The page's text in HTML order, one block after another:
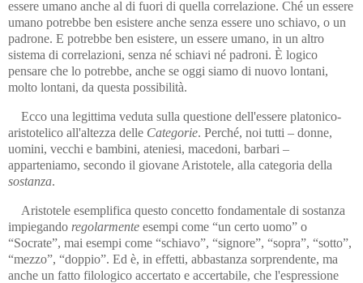
essere umano anche al di fuori di quella correlazione. Ché un essere
umano potrebbe ben esistere anche senza essere uno schiavo, o un
padrone. E potrebbe ben esistere, un essere umano, in un altro
sistema di correlazioni, senza né schiavi né padroni. È logico
pensare che lo potrebbe, anche se oggi siamo di nuovo lontani,
molto lontani, da questa possibilità.
Ecco una legittima veduta sulla questione dell'essere platonico-
aristotelico all'altezza delle Categorie. Perché, noi tutti – donne,
uomini, vecchi e bambini, ateniesi, macedoni, barbari –
apparteniamo, secondo il giovane Aristotele, alla categoria della
sostanza.
Aristotele esemplifica questo concetto fondamentale di sostanza
impiegando regolarmente esempi come “un certo uomo” o
“Socrate”, mai esempi come “schiavo”, “signore”, “sopra”, “sotto”,
“mezzo”, “doppio”. Ed è, in effetti, abbastanza sorprendente, ma
anche un fatto filologico accertato e accertabile, che l'espressione